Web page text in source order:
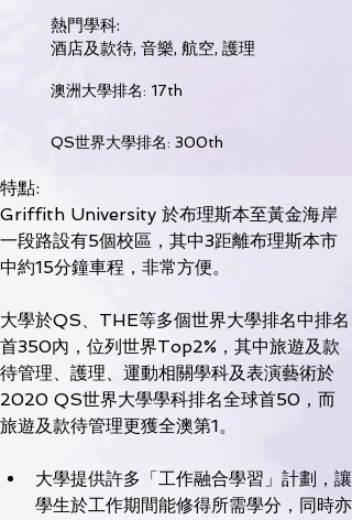
熱門學科:
酒店及款待, 音樂, 航空, 護理
澳洲大學排名: 17th
QS世界大學排名: 300th
特點:
Griffith University 於布理斯本至黃金海岸
一段路設有5個校區，其中3距離布理斯本市
中約15分鐘車程，非常方便。
大學於QS、THE等多個世界大學排名中排名
首350內，位列世界Top2%，其中旅遊及款
待管理、護理、運動相關學科及表演藝術於
2020 QS世界大學學科排名全球首50，而
大學提供許多「工作融合學習」計劃，讓
學生於工作期間能修得所需學分，同時亦